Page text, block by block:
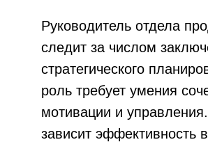
Руководитель отдела
следит за числом
стратегического
роль требует умения
мотивации и
зависит эффективность